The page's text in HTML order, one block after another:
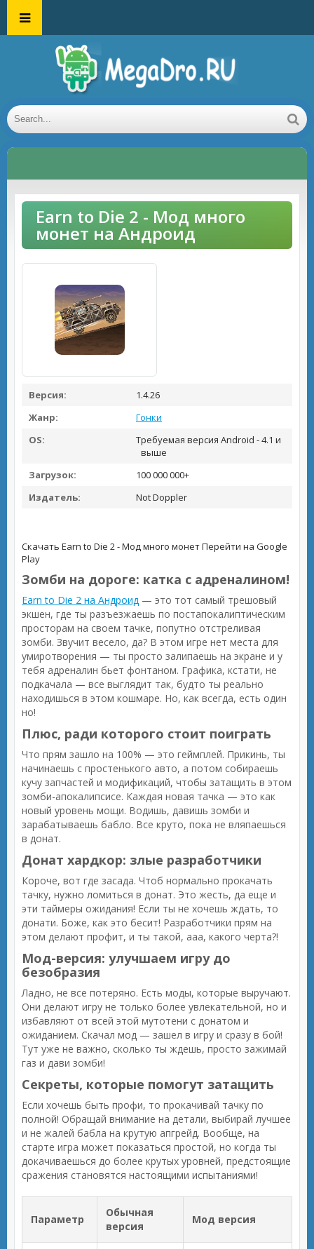
Earn to Die 2 - Мод много
монет на Андроид
Версия:
1.4.26
Жанр:
Гонки
OS:
Требуемая версия Android - 4.1 и
выше
Загрузок:
100 000 000+
Издатель:
Not Doppler
Скачать Earn to Die 2 - Мод много монетПерейти на Google
Play
Зомби на дороге: катка с адреналином!
Earn to Die 2 на Андроид — это тот самый трешовый
экшен, где ты разъезжаешь по постапокалиптическим
просторам на своем тачке, попутно отстреливая
зомби. Звучит весело, да? В этом игре нет места для
умиротворения — ты просто залипаешь на экране и у
тебя адреналин бьет фонтаном. Графика, кстати, не
подкачала — все выглядит так, будто ты реально
находишься в этом кошмаре. Но, как всегда, есть один
но!
Плюс, ради которого стоит поиграть
Что прям зашло на 100% — это геймплей. Прикинь, ты
начинаешь с простенького авто, а потом собираешь
кучу запчастей и модификаций, чтобы затащить в этом
зомби-апокалипсисе. Каждая новая тачка — это как
новый уровень мощи. Водишь, давишь зомби и
зарабатываешь бабло. Все круто, пока не вляпаешься
в донат.
Донат хардкор: злые разработчики
Короче, вот где засада. Чтоб нормально прокачать
тачку, нужно ломиться в донат. Это жесть, да еще и
эти таймеры ожидания! Если ты не хочешь ждать, то
донати. Боже, как это бесит! Разработчики прям на
этом делают профит, и ты такой, ааа, какого черта?!
Мод-версия: улучшаем игру до
безобразия
Ладно, не все потеряно. Есть моды, которые выручают.
Они делают игру не только более увлекательной, но и
избавляют от всей этой мутотени с донатом и
ожиданием. Скачал мод — зашел в игру и сразу в бой!
Тут уже не важно, сколько ты ждешь, просто зажимай
газ и дави зомби!
Секреты, которые помогут затащить
Если хочешь быть профи, то прокачивай тачку по
полной! Обращай внимание на детали, выбирай лучшее
и не жалей бабла на крутую апгрейд. Вообще, на
старте игра может показаться простой, но когда ты
докачиваешься до более крутых уровней, предстоящие
сражения становятся настоящими испытаниями!
Параметр
Обычная
версия
Мод версия